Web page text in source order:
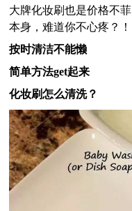
大牌化妆刷也是价格不
本身，难道你不心疼？！
按时清洁不能懒
简单方法get起来
化妆刷怎么清洗？